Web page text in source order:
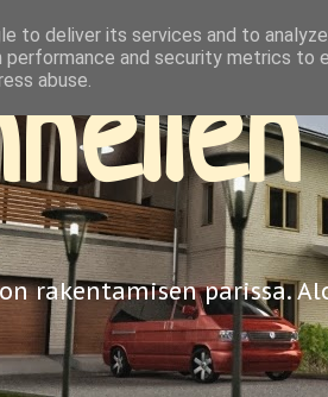
rakentamisen parissa.
to deliver its services and to
performance and security metrics to
abuse.